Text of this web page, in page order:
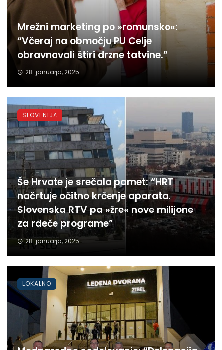
Mrežni marketing po »romunsko«:
“Včeraj na območju PU Celje
obravnavali štiri drzne tatvine.”
28. januarja, 2025
Še Hrvate je srečala pamet: “HRT
načrtuje očitno krčenje aparata.
Slovenska RTV pa »žre« nove milijone
za rdeče programe”
28. januarja, 2025
SLOVENIJA
LOKALNO